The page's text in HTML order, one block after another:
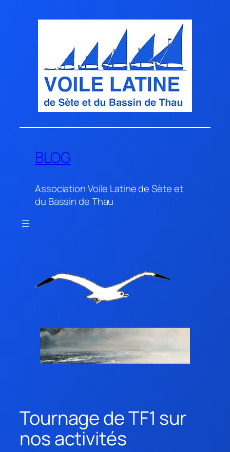
BLOG
Association Voile Latine de Sète et
du Bassin de Thau
Tournage de TF1 sur
nos activités